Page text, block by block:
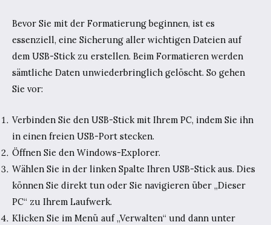
Bevor Sie mit der Formatierung beginnen, ist es
essenziell, eine Sicherung aller wichtigen Dateien auf
dem USB-Stick zu erstellen. Beim Formatieren werden
sämtliche Daten unwiederbringlich gelöscht. So gehen
Sie vor:
Verbinden Sie den USB-Stick mit Ihrem PC, indem Sie ihn
in einen freien USB-Port stecken.
Öffnen Sie den Windows-Explorer.
Wählen Sie in der linken Spalte Ihren USB-Stick aus. Dies
können Sie direkt tun oder Sie navigieren über „Dieser
PC“ zu Ihrem Laufwerk.
Klicken Sie im Menü auf „Verwalten“ und dann unter